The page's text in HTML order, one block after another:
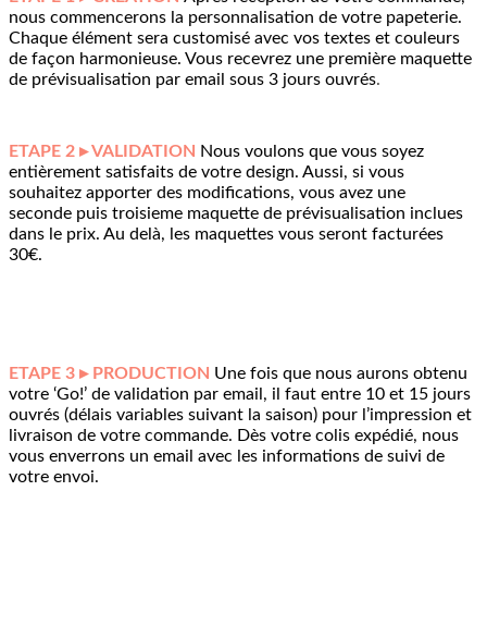
nous commencerons la personnalisation de votre papeterie.
Chaque élément sera customisé avec vos textes et couleurs
de façon harmonieuse. Vous recevrez une première maquette
de prévisualisation par email sous 3 jours ouvrés.
ETAPE 2 ▸ VALIDATION Nous voulons que vous soyez
entièrement satisfaits de votre design. Aussi, si vous
souhaitez apporter des modifications, vous avez une
seconde puis troisieme maquette de prévisualisation inclues
dans le prix. Au delà, les maquettes vous seront facturées
30€.
ETAPE 3 ▸ PRODUCTION Une fois que nous aurons obtenu
votre ‘Go!’ de validation par email, il faut entre 10 et 15 jours
ouvrés (délais variables suivant la saison) pour l’impression et
livraison de votre commande. Dès votre colis expédié, nous
vous enverrons un email avec les informations de suivi de
votre envoi.